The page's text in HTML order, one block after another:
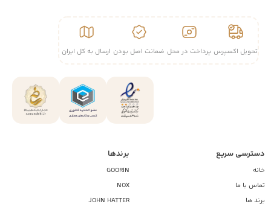
تحویل اکسپرس پرداخت در محل ضمانت اصل بودن ارسال به کل ایران
دسترسی سریع
خانه
تماس با ما
برند ها
برندها
GOORIN
NOX
JOHN HATTER